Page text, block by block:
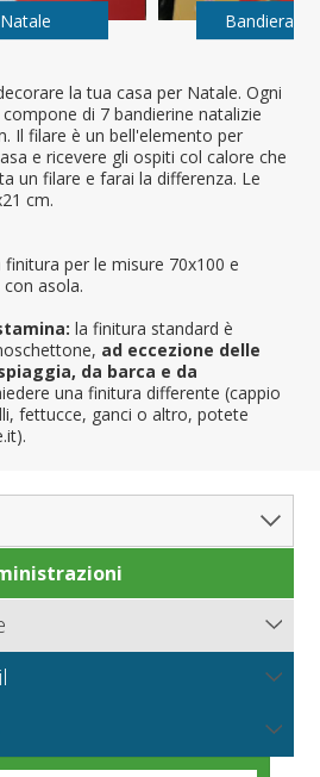
la tua casa per Natale. Ogni
di 7 bandierine natalizie
Il filare è un bell'elemento per
e ricevere gli ospiti col calore che
un filare e farai la differenza. Le
cm.
finitura per le misure 70x100 e
asola.
la finitura standard è
ad eccezione delle
da barca e da
una finitura differente (cappio
fettucce, ganci o altro, potete
Bandiera
di spedizione in base al peso
e la modalità di
o produzioni particolari.
online